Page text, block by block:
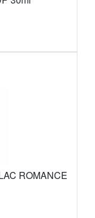
ROMANCE